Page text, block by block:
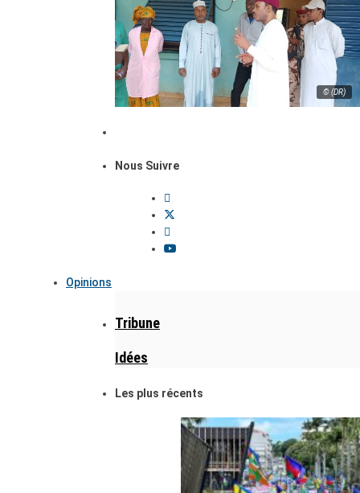
© (DR)
Nous Suivre
Opinions
Tribune
Idées
Les plus récents